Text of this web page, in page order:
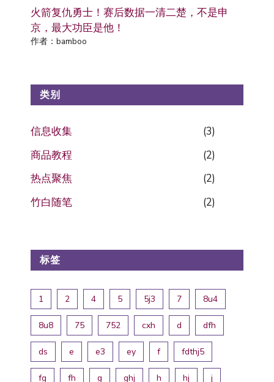
火箭复仇勇士！赛后数据一清二楚，不是申
京，最大功臣是他！
作者：bamboo
类别
信息收集
(3)
商品教程
(2)
热点聚焦
(2)
竹白随笔
(2)
标签
1 2 4 5 5j3 7 8u4
8u8 75 752 cxh d dfh
ds e e3 ey f fdthj5
fg fh g ghj h hj j